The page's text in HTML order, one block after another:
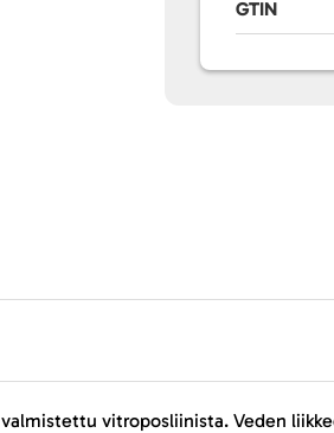
GTIN
vitroposliinista. Veden